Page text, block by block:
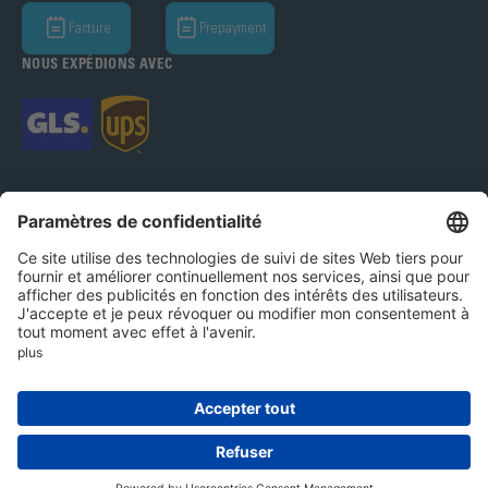
Facture Prepayment
NOUS EXPÉDIONS AVEC
Bohle AG 2026
Système d'alerte
Mentions légales
Protection des données
CGV
Paramètres des cookies